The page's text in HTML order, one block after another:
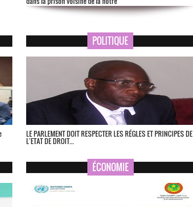
POLITIQUE
LE PARLEMENT DOIT RESPECTER LES RÉGLES ET PRINCIPES DE
L'ETAT DE DROIT...
ÉCONOMIE